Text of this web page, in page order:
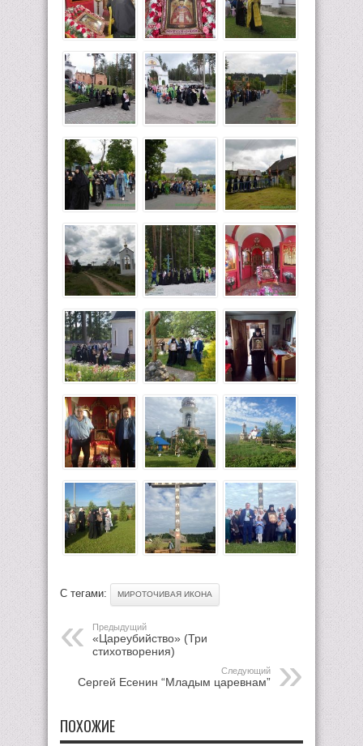
С тегами: МИРОТОЧИВАЯ ИКОНА
Предыдущий
«Цареубийство» (Три
стихотворения)
Следующий
Сергей Есенин “Младым царевнам”
ПОХОЖИЕ